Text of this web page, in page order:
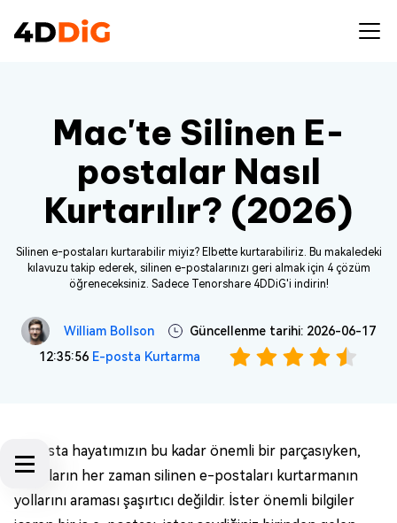
Mac'te Silinen E-
postalar Nasıl
Kurtarılır? (2026)
Silinen e-postaları kurtarabilir miyiz? Elbette kurtarabiliriz. Bu makaledeki
kılavuzu takip ederek, silinen e-postalarınızı geri almak için 4 çözüm
öğreneceksiniz. Sadece Tenorshare 4DDiG'i indirin!
William Bollson
Güncellenme tarihi: 2026-06-17
12:35:56 E-posta Kurtarma
E-posta hayatımızın bu kadar önemli bir parçasıyken,
insanların her zaman silinen e-postaları kurtarmanın
yollarını araması şaşırtıcı değildir. İster önemli bilgiler